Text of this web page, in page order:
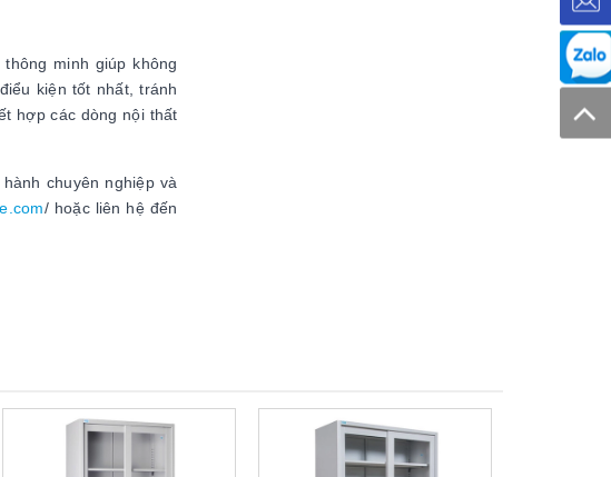
minh giúp không
kiện tốt nhất, tránh
hợp các dòng nội thất
chuyên nghiệp và
/ hoặc liên hệ đến